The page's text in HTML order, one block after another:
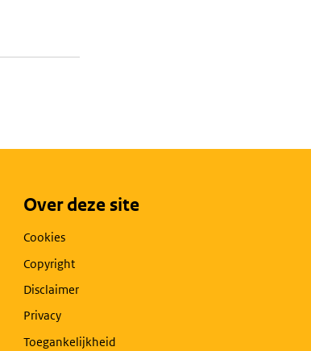
Over deze site
Cookies
Copyright
Disclaimer
Privacy
Toegankelijkheid